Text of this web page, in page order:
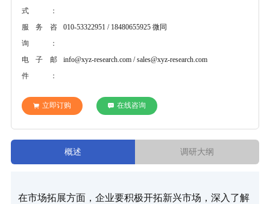
式：
服务咨
询：
010-53322951 / 18480655925 微同
电子邮
件：
info@xyz-research.com / sales@xyz-research.com
立即订购 在线咨询
概述 调研大纲
在市场拓展方面，企业要积极开拓新兴市场，深入了解